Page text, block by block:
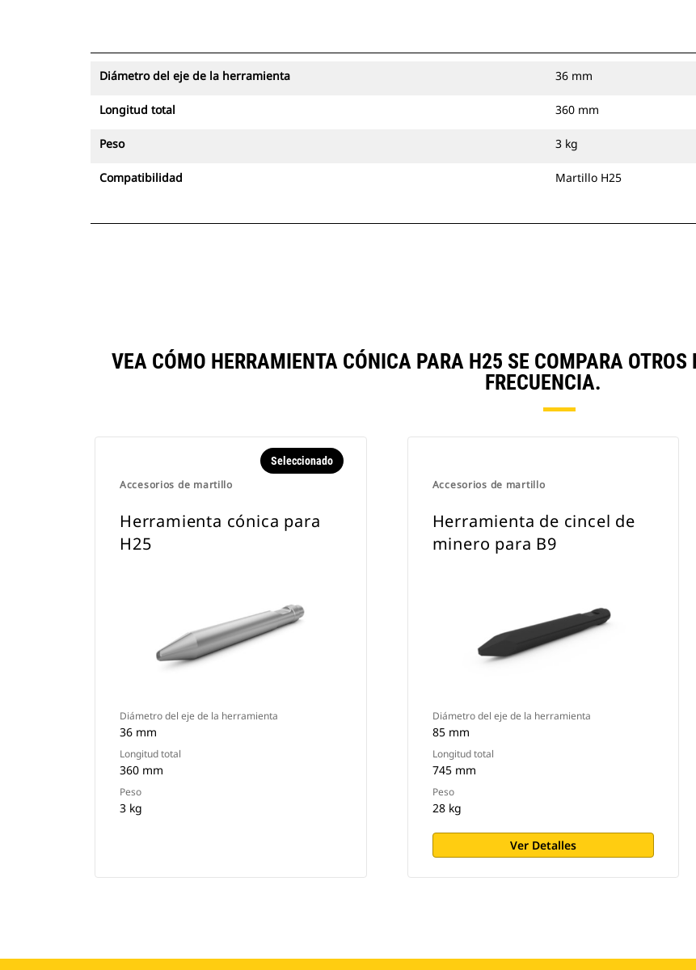
Diámetro del eje de la herramienta 36 mm
Longitud total 360 mm
Peso 3 kg
Compatibilidad Martillo H25
VEA CÓMO HERRAMIENTA CÓNICA PARA H25 SE COMPARA OTROS
FRECUENCIA.
Accesorios de martillo
Seleccionado
Herramienta cónica para
H25
Diámetro del eje de la herramienta
36 mm
Longitud total
360 mm
Peso
3 kg
Accesorios de martillo
Herramienta de cincel de
minero para B9
Diámetro del eje de la herramienta
85 mm
Longitud total
745 mm
Peso
28 kg
Ver Detalles